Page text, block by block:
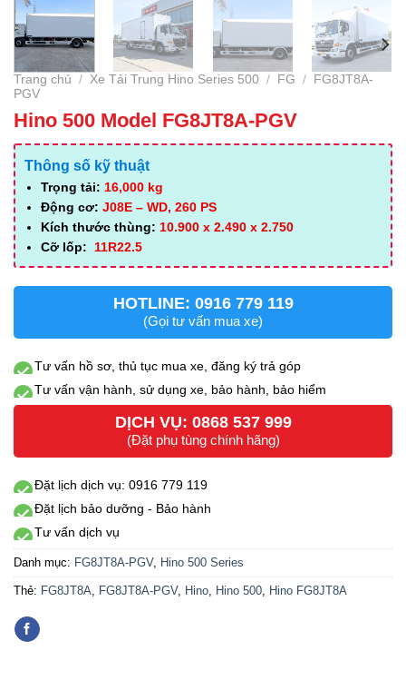
Trang chủ / Xe Tải Trung Hino Series 500 / FG /
FG8JT8A-
PGV
Hino 500 Model FG8JT8A-PGV
Thông số kỹ thuật
Trọng tải: 16,000 kg
Động cơ: J08E – WD, 260 PS
Kích thước thùng: 10.900 x 2.490 x 2.750
Cỡ lốp: 11R22.5
HOTLINE: 0916 779 119
(Gọi tư vấn mua xe)
Tư vấn hồ sơ, thủ tục mua xe, đăng ký trả góp
Tư vấn vận hành, sử dụng xe, bảo hành, bảo hiểm
DỊCH VỤ: 0868 537 999
(Đặt phụ tùng chính hãng)
Đặt lịch dịch vụ: 0916 779 119
Đặt lịch bảo dưỡng - Bảo hành
Tư vấn dịch vụ
Danh mục: FG8JT8A-PGV, Hino 500 Series
Thẻ: FG8JT8A FG8JT8A-PGV, Hino Hino 500 Hino FG8JT8A